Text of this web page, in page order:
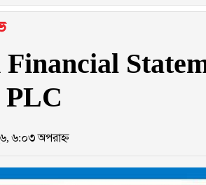
PLC
৬:০৩ অপরাহ্ন